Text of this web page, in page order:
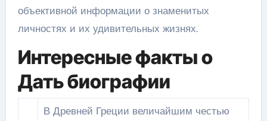
объективной информации о знаменитых
личностях и их удивительных жизнях.
Интересные факты о
Дать биографии
В Древней Греции величайшим честью